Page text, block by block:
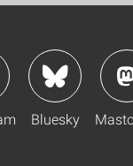
Bluesky